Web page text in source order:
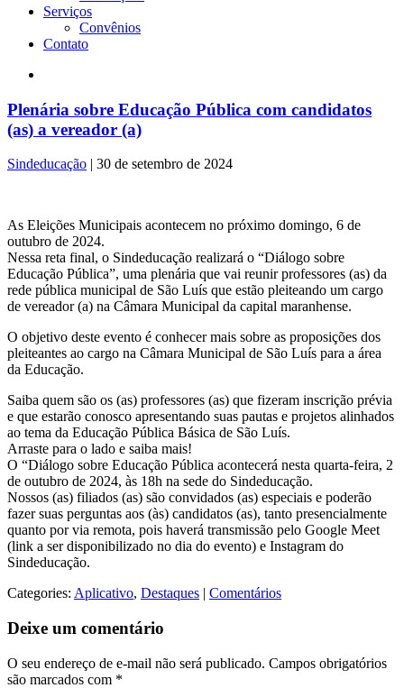
Serviços
Convênios
Contato
Plenária sobre Educação Pública com candidatos
(as) a vereador (a)
Sindeducação | 30 de setembro de 2024
As Eleições Municipais acontecem no próximo domingo, 6 de
outubro de 2024.
Nessa reta final, o Sindeducação realizará o “Diálogo sobre
Educação Pública”, uma plenária que vai reunir professores (as) da
rede pública municipal de São Luís que estão pleiteando um cargo
de vereador (a) na Câmara Municipal da capital maranhense.
O objetivo deste evento é conhecer mais sobre as proposições dos
pleiteantes ao cargo na Câmara Municipal de São Luís para a área
da Educação.
Saiba quem são os (as) professores (as) que fizeram inscrição prévia
e que estarão conosco apresentando suas pautas e projetos alinhados
ao tema da Educação Pública Básica de São Luís.
Arraste para o lado e saiba mais!
O “Diálogo sobre Educação Pública acontecerá nesta quarta-feira, 2
de outubro de 2024, às 18h na sede do Sindeducação.
Nossos (as) filiados (as) são convidados (as) especiais e poderão
fazer suas perguntas aos (às) candidatos (as), tanto presencialmente
quanto por via remota, pois haverá transmissão pelo Google Meet
(link a ser disponibilizado no dia do evento) e Instagram do
Sindeducação.
Categories: Aplicativo, Destaques | Comentários
Deixe um comentário
O seu endereço de e-mail não será publicado. Campos obrigatórios
são marcados com *